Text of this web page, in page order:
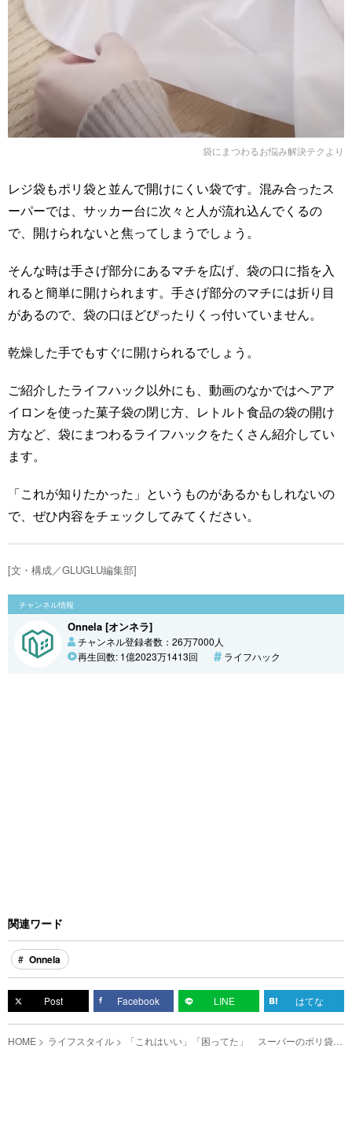
袋にまつわるお悩み解決テク より
レジ袋もポリ袋と並んで開けにくい袋です。混み合ったス
ーパーでは、サッカー台に次々と人が流れ込んでくるの
で、開けられないと焦ってしまうでしょう。
そんな時は手さげ部分にあるマチを広げ、袋の口に指を入
れると簡単に開けられます。手さげ部分のマチには折り目
があるので、袋の口ほどぴったりくっ付いていません。
乾燥した手でもすぐに開けられるでしょう。
ご紹介したライフハック以外にも、動画のなかではヘアア
イロンを使った菓子袋の閉じ方、レトルト食品の袋の開け
方など、袋にまつわるライフハックをたくさん紹介してい
ます。
「これが知りたかった」というものがあるかもしれないの
で、ぜひ内容をチェックしてみてください。
[文・構成／GLUGLU編集部]
チャンネル情報
Onnela [オンネラ]
チャンネル登録者数：26万7000人
再生回数: 1億2023万1413回
ライフハック
関連ワード
Onnela
Post Facebook LINE はてな
HOME ライフスタイル 「これはいい」「困ってた」 スーパーのポリ袋を
いとも簡単に開ける方法